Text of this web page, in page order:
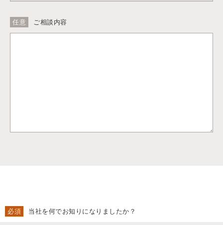
任意 ご相談内容
必須 当社を何でお知りになりましたか？